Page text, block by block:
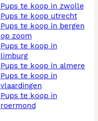
pups te koop in zwolle
pups te koop utrecht
pups te koop in bergen
op zoom
pups te koop in
limburg
pups te koop in almere
pups te koop in
vlaardingen
pups te koop in
roermond